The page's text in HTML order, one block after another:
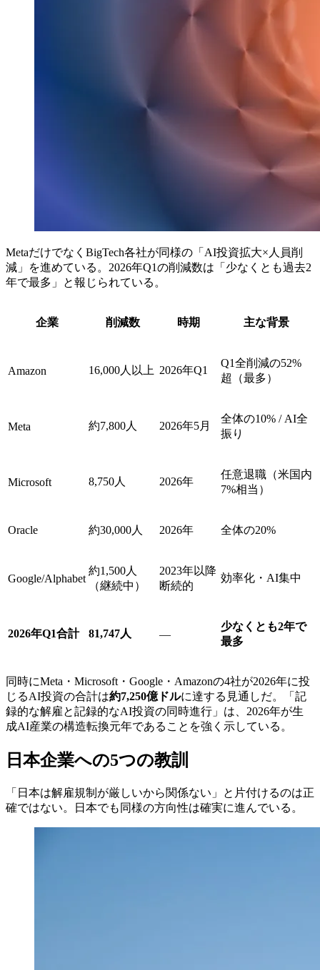
MetaだけでなくBigTech各社が同様の「AI投資拡大×人員削
減」を進めている。2026年Q1の削減数は「少なくとも過去2
年で最多」と報じられている。
企業 削減数 時期 主な背景
Amazon 16,000人以上 2026年Q1
Q1全削減の52%
超（最多）
Meta 約7,800人 2026年5月
全体の10% / AI全
振り
Microsoft 8,750人 2026年
任意退職（米国内
7%相当）
Oracle 約30,000人 2026年 全体の20%
Google/Alphabet
約1,500人
（継続中）
2023年以降
断続的
効率化・AI集中
2026年Q1合計 81,747人 —
少なくとも2年で
最多
同時にMeta・Microsoft・Google・Amazonの4社が2026年に投
じるAI投資の合計は約7,250億ドルに達する見通しだ。「記
録的な解雇と記録的なAI投資の同時進行」は、2026年が生
成AI産業の構造転換元年であることを強く示している。
日本企業への5つの教訓
「日本は解雇規制が厳しいから関係ない」と片付けるのは正
確ではない。日本でも同様の方向性は確実に進んでいる。